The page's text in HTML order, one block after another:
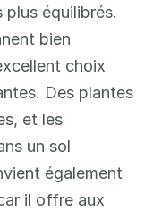
équilibrés.
bien
choix
Des plantes
et les
un sol
également
il offre aux